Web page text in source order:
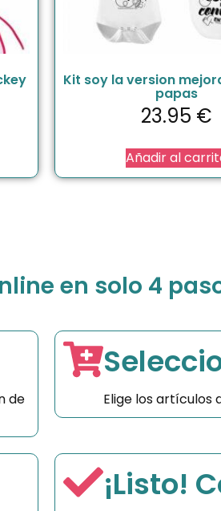
Kit soy la version
papas
23.95 €
Añadir al
en solo 4
de
Elige los artículos
¡Listo!